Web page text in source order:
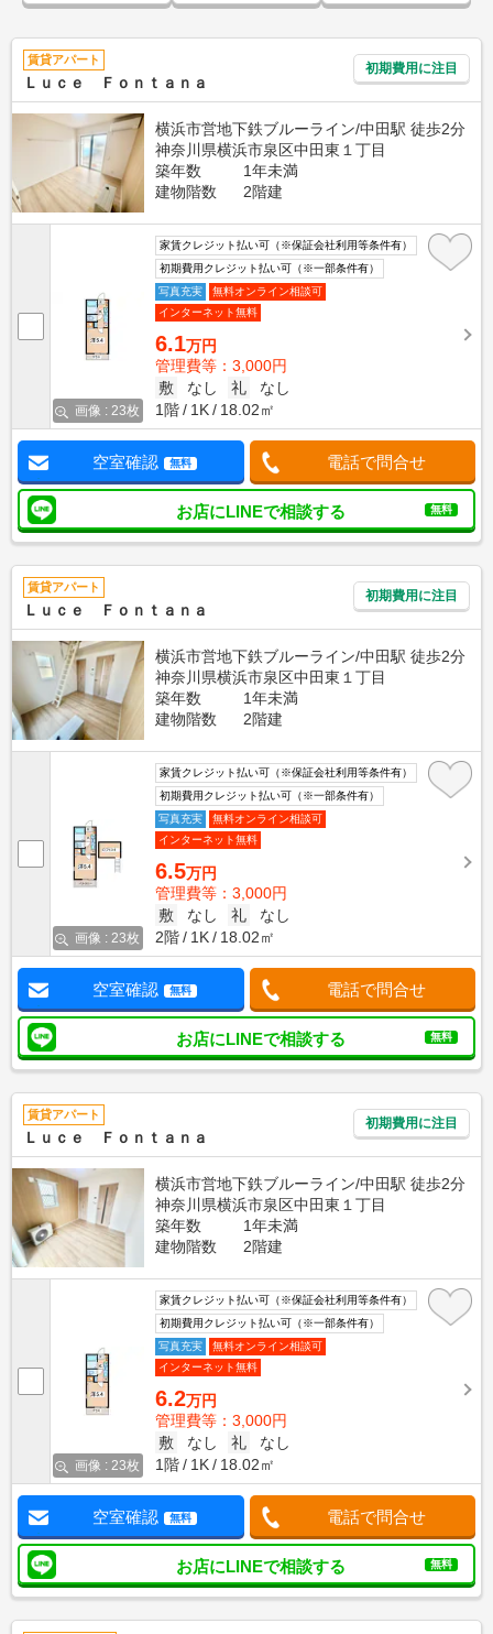
賃貸アパート
Ｌｕｃｅ Ｆｏｎｔａｎａ
初期費用に注目
横浜市営地下鉄ブルーライン/中田駅 徒歩2分
神奈川県横浜市泉区中田東１丁目
築年数
1年未満
建物階数
2階建
画像 : 23枚
家賃クレジット払い可（※保証会社利用等条件有）
初期費用クレジット払い可（※一部条件有）
写真充実
無料オンライン相談可
インターネット無料
6.1万円
管理費等：3,000円
敷
なし 礼
なし
1階
1K 18.02㎡
空室確認 無料 電話で問合せ
お店にLINEで相談する 無料
賃貸アパート
Ｌｕｃｅ Ｆｏｎｔａｎａ
初期費用に注目
横浜市営地下鉄ブルーライン/中田駅 徒歩2分
神奈川県横浜市泉区中田東１丁目
築年数
1年未満
建物階数
2階建
画像 : 23枚
家賃クレジット払い可（※保証会社利用等条件有）
初期費用クレジット払い可（※一部条件有）
写真充実
無料オンライン相談可
インターネット無料
6.5万円
管理費等：3,000円
敷
なし 礼
なし
2階
1K 18.02㎡
空室確認 無料 電話で問合せ
お店にLINEで相談する 無料
賃貸アパート
Ｌｕｃｅ Ｆｏｎｔａｎａ
初期費用に注目
横浜市営地下鉄ブルーライン/中田駅 徒歩2分
神奈川県横浜市泉区中田東１丁目
築年数
1年未満
建物階数
2階建
画像 : 23枚
家賃クレジット払い可（※保証会社利用等条件有）
初期費用クレジット払い可（※一部条件有）
写真充実
無料オンライン相談可
インターネット無料
6.2万円
管理費等：3,000円
敷
なし 礼
なし
1階
1K 18.02㎡
空室確認 無料 電話で問合せ
お店にLINEで相談する 無料